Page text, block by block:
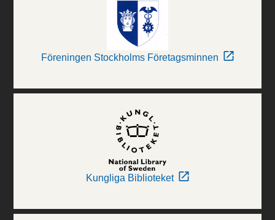
Föreningen Stockholms Företagsminnen
Kungliga Biblioteket